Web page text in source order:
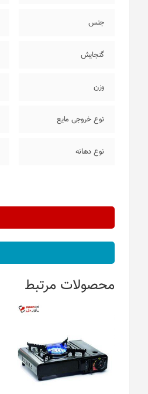
جنس
گنجایش
وزن
نوع خروجی مایع
نوع دهانه
محصولات مرتبط